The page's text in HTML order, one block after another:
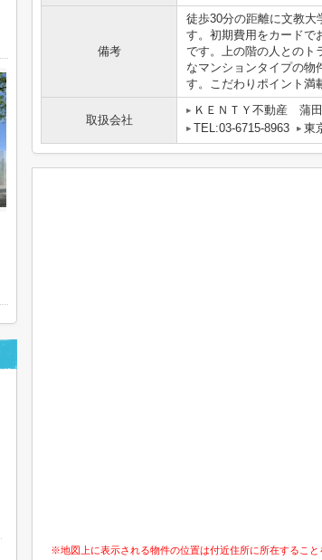
備考
徒歩30分の距離に文教大
す。初期費用をカードで
です。上の階の人とのト
なマンションタイプの物
す。こだわりポイント満
取扱会社
ＫＥＮＴＹ不動産 蒲
TEL:03-6715-8963
東
※地図上に表示される物件の位置は付近住所に所在するこ